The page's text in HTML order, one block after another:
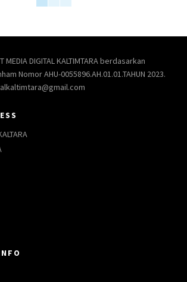
DIGITAL KALTIMTARA berdasarkan
Nomor AHU-0055896.AH.01.01.TAHUN 2023.